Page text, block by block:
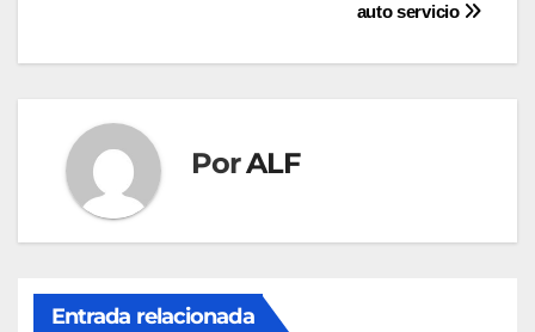
auto servicio
PorALF
Entrada relacionada